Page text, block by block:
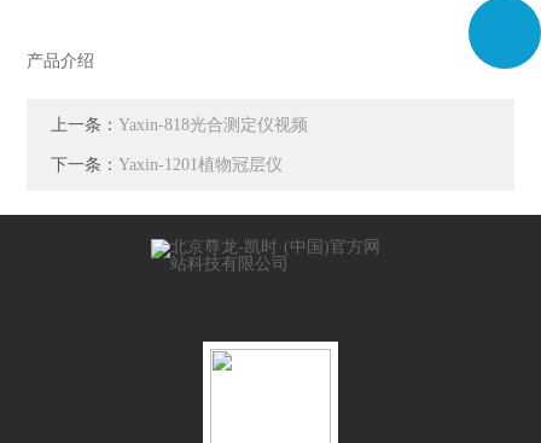
产品介绍
上一条：Yaxin-818光合测定仪视频
下一条：Yaxin-1201植物冠层仪